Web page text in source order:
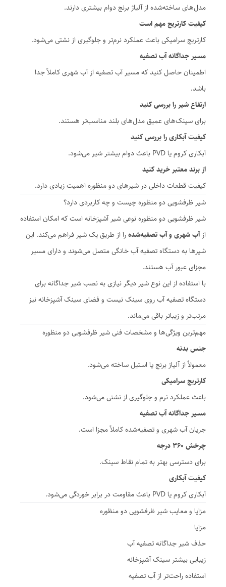
مدل‌های ساخته‌شده از آلیاژ برنج دوام بیشتری دارند.
کیفیت کارتریج مهم است
کارتریج سرامیکی باعث عملکرد نرم‌تر و جلوگیری از نشتی می‌شود.
مسیر جداگانه آب تصفیه
اطمینان حاصل کنید که مسیر آب تصفیه از آب شهری کاملاً جدا
باشد.
ارتفاع شیر را بررسی کنید
برای سینک‌های عمیق مدل‌های بلند مناسب‌تر هستند.
کیفیت آبکاری را بررسی کنید
آبکاری کروم یا PVD باعث دوام بیشتر شیر می‌شود.
از برند معتبر خرید کنید
کیفیت قطعات داخلی در شیرهای دو منظوره اهمیت زیادی دارد.
شیر ظرفشویی دو منظوره چیست و چه کاربردی دارد؟
شیر ظرفشویی دو منظوره نوعی شیر آشپزخانه است که امکان استفاده
ازآب شهری و آب تصفیه‌شدهرا از طریق یک شیر فراهم می‌کند. این
شیرها به دستگاه تصفیه آب خانگی متصل می‌شوند و دارای مسیر
مجزای عبور آب هستند.
با استفاده از این نوع شیر دیگر نیازی به نصب شیر جداگانه برای
دستگاه تصفیه آب روی سینک نیست و فضای سینک آشپزخانه نیز
مرتب‌تر و زیباتر باقی می‌ماند.
مهم‌ترین ویژگی‌ها و مشخصات فنی شیر ظرفشویی دو منظوره
جنس بدنه
معمولاً از آلیاژ برنج یا استیل ساخته می‌شود.
کارتریج سرامیکی
باعث عملکرد نرم و جلوگیری از نشتی می‌شود.
مسیر جداگانه آب تصفیه
جریان آب شهری و تصفیه‌شده کاملاً مجزا است.
چرخش ۳۶۰ درجه
برای دسترسی بهتر به تمام نقاط سینک.
کیفیت آبکاری
آبکاری کروم یا PVD باعث مقاومت در برابر خوردگی می‌شود.
مزایا و معایب شیر ظرفشویی دو منظوره
مزایا
حذف شیر جداگانه تصفیه آب
زیبایی بیشتر سینک آشپزخانه
استفاده راحت‌تر از آب تصفیه